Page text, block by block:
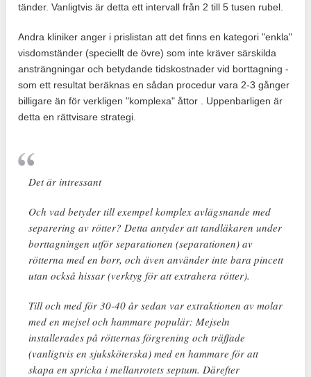
tänder. Vanligtvis är detta ett intervall från 2 till 5 tusen rubel.
Andra kliniker anger i prislistan att det finns en kategori "enkla"
visdomständer (speciellt de övre) som inte kräver särskilda
ansträngningar och betydande tidskostnader vid borttagning -
som ett resultat beräknas en sådan procedur vara 2-3 gånger
billigare än för verkligen "komplexa" åttor . Uppenbarligen är
detta en rättvisare strategi.
Det är intressant
Och vad betyder till exempel komplex avlägsnande med
separering av rötter? Detta antyder att tandläkaren under
borttagningen utför separationen (separationen) av
rötterna med en borr, och även använder inte bara pincett
utan också hissar (verktyg för att extrahera rötter).
Till och med för 30-40 år sedan var extraktionen av molar
med en mejsel och hammare populär: Mejseln
installerades på rötternas förgrening och träffade
(vanligtvis en sjuksköterska) med en hammare för att
skapa en spricka i mellanrotets septum. Därefter